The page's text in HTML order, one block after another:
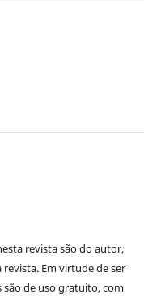
revista são do autor,
Em virtude de ser
são de uso gratuito, com